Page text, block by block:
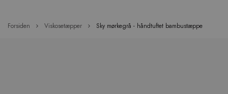
Forsiden Viskosetæpper Sky mørkegrå - håndtuftet bambustæppe